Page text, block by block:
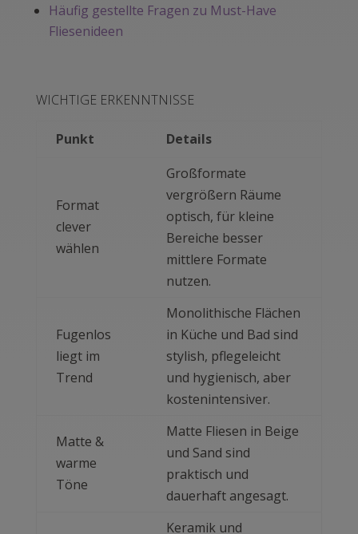
Häufig gestellte Fragen zu Must-Have
Fliesenideen
WICHTIGE ERKENNTNISSE
Punkt Details
Format
clever
wählen
Großformate
vergrößern Räume
optisch, für kleine
Bereiche besser
mittlere Formate
nutzen.
Fugenlos
liegt im
Trend
Monolithische Flächen
in Küche und Bad sind
stylish, pflegeleicht
und hygienisch, aber
kostenintensiver.
Matte &
warme
Töne
Matte Fliesen in Beige
und Sand sind
praktisch und
dauerhaft angesagt.
Keramik und